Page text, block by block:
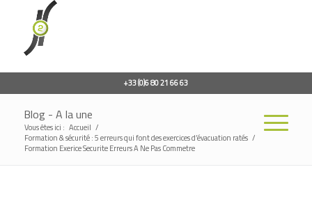
+33 (0)6 80 21 66 63
Blog - A la une
Vous êtes ici : Accueil /
Formation & sécurité : 5 erreurs qui font des exercices d’évacuation ratés /
Formation Exerice Securite Erreurs A Ne Pas Commetre